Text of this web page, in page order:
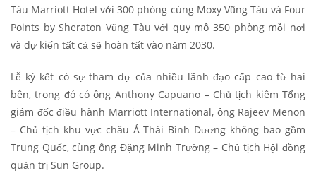
Tàu Marriott Hotel với 300 phòng cùng Moxy Vũng Tàu và Four
Points by Sheraton Vũng Tàu với quy mô 350 phòng mỗi nơi
và dự kiến tất cả sẽ hoàn tất vào năm 2030.
Lễ ký kết có sự tham dự của nhiều lãnh đạo cấp cao từ hai
bên, trong đó có ông Anthony Capuano – Chủ tịch kiêm Tổng
giám đốc điều hành Marriott International, ông Rajeev Menon
– Chủ tịch khu vực châu Á Thái Bình Dương không bao gồm
Trung Quốc, cùng ông Đặng Minh Trường – Chủ tịch Hội đồng
quản trị Sun Group.